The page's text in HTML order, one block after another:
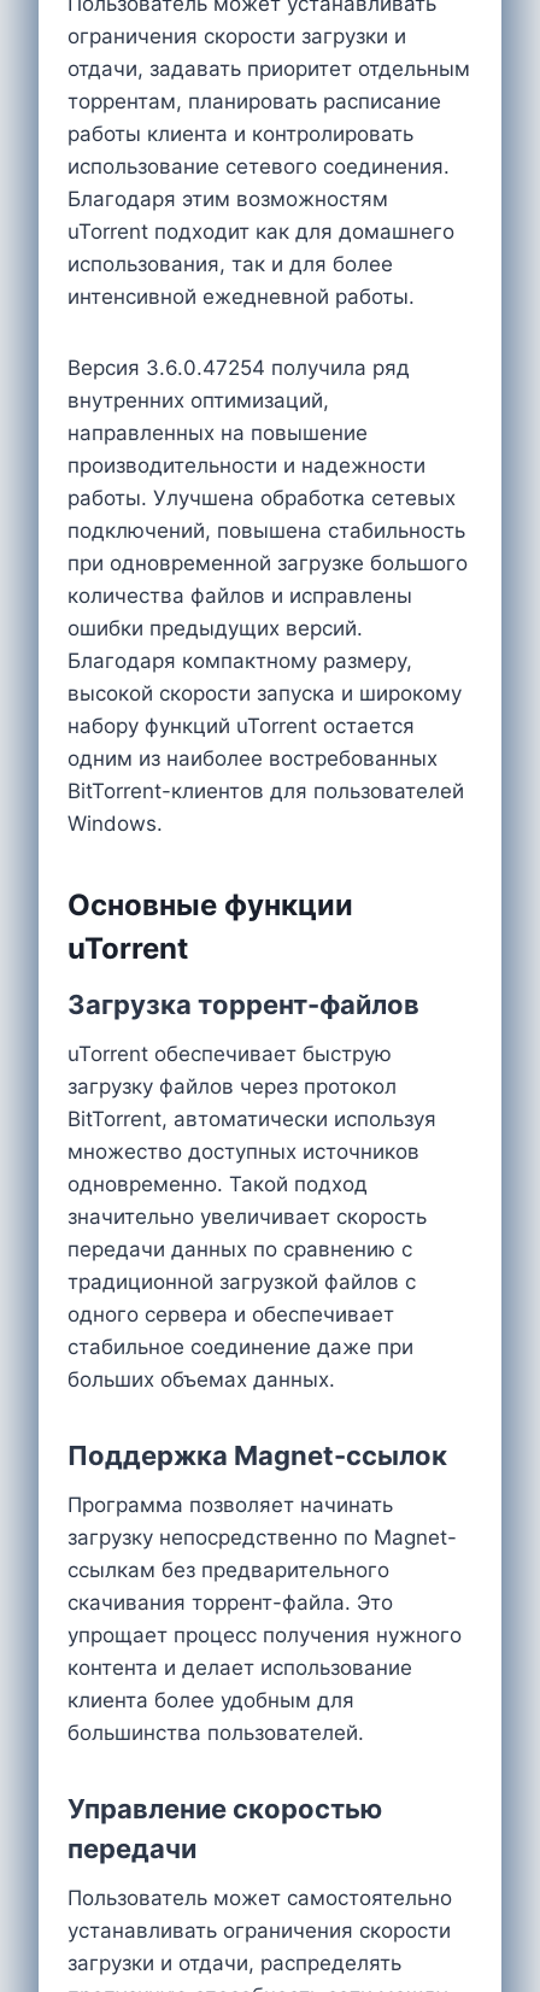
ограничения скорости загрузки и
отдачи, задавать приоритет отдельным
торрентам, планировать расписание
работы клиента и контролировать
использование сетевого соединения.
Благодаря этим возможностям
uTorrent подходит как для домашнего
использования, так и для более
интенсивной ежедневной работы.
Версия 3.6.0.47254 получила ряд
внутренних оптимизаций,
направленных на повышение
производительности и надежности
работы. Улучшена обработка сетевых
подключений, повышена стабильность
при одновременной загрузке большого
количества файлов и исправлены
ошибки предыдущих версий.
Благодаря компактному размеру,
высокой скорости запуска и широкому
набору функций uTorrent остается
одним из наиболее востребованных
BitTorrent-клиентов для пользователей
Windows.
Основные функции
uTorrent
Загрузка торрент-файлов
uTorrent обеспечивает быструю
загрузку файлов через протокол
BitTorrent, автоматически используя
множество доступных источников
одновременно. Такой подход
значительно увеличивает скорость
передачи данных по сравнению с
традиционной загрузкой файлов с
одного сервера и обеспечивает
стабильное соединение даже при
больших объемах данных.
Поддержка Magnet-ссылок
Программа позволяет начинать
загрузку непосредственно по Magnet-
ссылкам без предварительного
скачивания торрент-файла. Это
упрощает процесс получения нужного
контента и делает использование
клиента более удобным для
большинства пользователей.
Управление скоростью
передачи
Пользователь может самостоятельно
устанавливать ограничения скорости
загрузки и отдачи, распределять